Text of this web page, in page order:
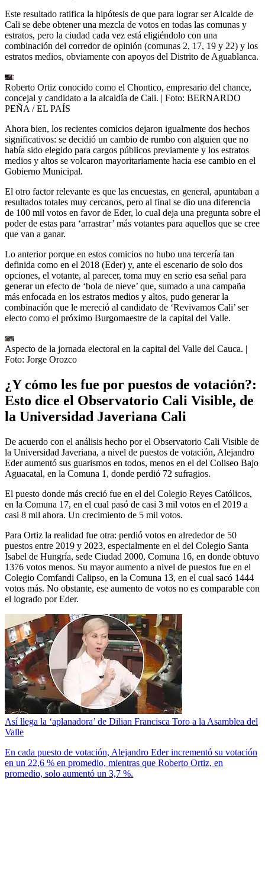
Este resultado ratifica la hipótesis de que para lograr ser Alcalde de
Cali se debe obtener una mezcla de votos en todas las comunas y
estratos, pero la ciudad cada vez está eligiéndolo con una
combinación del corredor de opinión (comunas 2, 17, 19 y 22) y los
estratos medios, obviamente con apoyos del Distrito de Aguablanca.
Roberto Ortiz conocido como el Chontico, empresario del chance,
concejal y candidato a la alcaldía de Cali. | Foto: BERNARDO
PEÑA / EL PAÍS
Ahora bien, los recientes comicios dejaron igualmente dos hechos
significativos: se decidió un cambio de rumbo con alguien que no
había sido elegido para cargos públicos previamente y los estratos
medios y altos se volcaron mayoritariamente hacia ese cambio en el
Gobierno Municipal.
El otro factor relevante es que las encuestas, en general, apuntaban a
resultados totales muy cercanos, pero al final se dio una diferencia
de 100 mil votos en favor de Eder, lo cual deja una pregunta sobre el
poder de estas para ‘arrastrar’ más votantes para aquellos que se cree
que van a ganar.
Lo anterior porque en estos comicios no hubo una tercería tan
definida como en el 2018 (Eder) y, ante el escenario de solo dos
opciones, el votante, al parecer, toma muy en serio esa señal para
generar un efecto de ‘bola de nieve’ que, sumado a una campaña
más enfocada en los estratos medios y altos, pudo generar la
combinación que le mereció al candidato de ‘Revivamos Cali’ ser
electo como el próximo Burgomaestre de la capital del Valle.
Aspecto de la jornada electoral en la capital del Valle del Cauca. |
Foto: Jorge Orozco
¿Y cómo les fue por puestos de votación?:
Esto dice el Observatorio Cali Visible, de
la Universidad Javeriana Cali
De acuerdo con el análisis hecho por el Observatorio Cali Visible de
la Universidad Javeriana, a nivel de puestos de votación, Alejandro
Eder aumentó sus guarismos en todos, menos en el del Coliseo Bajo
Aguacatal, en la Comuna 1, donde perdió 72 sufragios.
El puesto donde más creció fue en el del Colegio Reyes Católicos,
en la Comuna 17, en el cual pasó de casi 3 mil votos en el 2019 a
casi 8 mil ahora. Un crecimiento de 5 mil votos.
Para Ortiz la realidad fue otra: perdió votos en alrededor de 50
puestos entre 2019 y 2023, especialmente en el del Colegio Santa
Isabel de Hungría, sede Ciudad 2000, Comuna 16, en donde obtuvo
1376 votos menos. Su mayor aumento a nivel de puestos fue en el
Colegio Comfandi Calipso, en la Comuna 13, en el cual sacó 1444
votos más. No obstante, ese aumento de votos no es comparable con
el logrado por Eder.
Así llega la ‘aplanadora’ de Dilian Francisca Toro a la Asamblea del
Valle
En cada puesto de votación, Alejandro Eder incrementó su votación
en un 22,6 % en promedio, mientras que Roberto Ortiz, en
promedio, solo aumentó un 3,7 %.